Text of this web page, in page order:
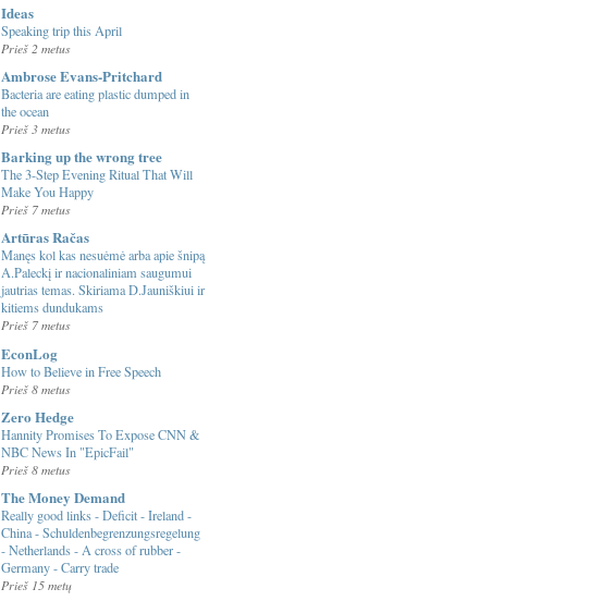
Ideas
Speaking trip this April
Prieš 2 metus
Ambrose Evans-Pritchard
Bacteria are eating plastic dumped in
the ocean
Prieš 3 metus
Barking up the wrong tree
The 3-Step Evening Ritual That Will
Make You Happy
Prieš 7 metus
Artūras Račas
Manęs kol kas nesuėmė arba apie šnipą
A.Paleckį ir nacionaliniam saugumui
jautrias temas. Skiriama D.Jauniškiui ir
kitiems dundukams
Prieš 7 metus
EconLog
How to Believe in Free Speech
Prieš 8 metus
Zero Hedge
Hannity Promises To Expose CNN &
NBC News In "EpicFail"
Prieš 8 metus
The Money Demand
Really good links - Deficit - Ireland -
China - Schuldenbegrenzungsregelung
- Netherlands - A cross of rubber -
Germany - Carry trade
Prieš 15 metų